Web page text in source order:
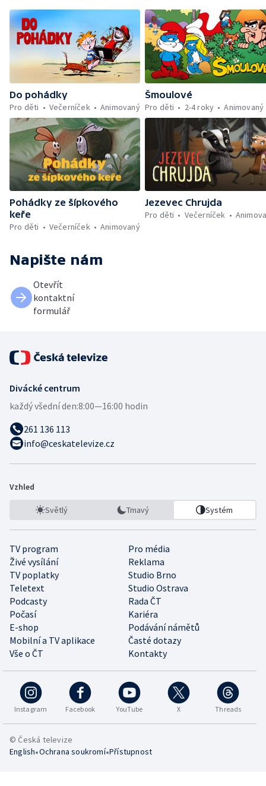
Do pohádky
Pro děti
Večerníček Animovaný
Šmoulové
Pro děti
2-4 roky Animovaný
Pohádky ze šípkového
keře
Pro děti
Večerníček Animovaný
Jezevec Chrujda
Pro děti
Večerníček
Napište nám
Otevřít
kontaktní
formulář
Divácké centrum
každý všední den:8:00—16:00 hodin
261 136 113
info@ceskatelevize.cz
Vzhled
Světlý Tmavý Systém
TV program
Pro média
Živé vysílání
Reklama
TV poplatky
Studio Brno
Teletext
Studio Ostrava
Podcasty
Rada ČT
Počasí
Kariéra
E-shop
Podávání námětů
Mobilní a TV aplikace
Časté dotazy
Vše o ČT
Kontakty
Instagram Facebook YouTube X Threads
© Česká televize
English•Ochrana soukromí•Přístupnost